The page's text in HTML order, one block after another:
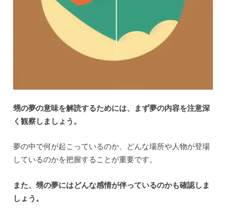
甥の夢の意味を解読するためには、まず夢の内容を注意深
く観察しましょう。
夢の中で何が起こっているのか、どんな場所や人物が登場
しているのかを把握することが重要です。
また、甥の夢にはどんな感情が伴っているのかも確認しま
しょう。